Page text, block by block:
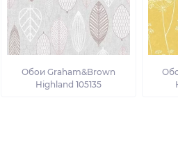
Обои Graham&Brown
Highland 105135